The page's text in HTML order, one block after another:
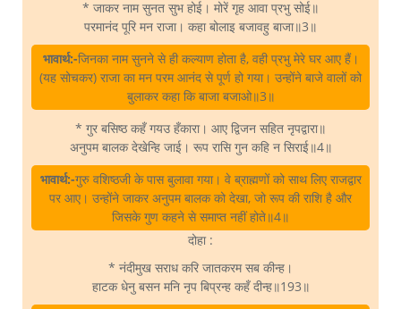
* जाकर नाम सुनत सुभ होई। मोरें गृह आवा प्रभु सोई॥
परमानंद पूरि मन राजा। कहा बोलाइ बजावहु बाजा॥3॥
भावार्थ:-जिनका नाम सुनने से ही कल्याण होता है, वही प्रभु मेरे घर आए हैं।
(यह सोचकर) राजा का मन परम आनंद से पूर्ण हो गया। उन्होंने बाजे वालों को
बुलाकर कहा कि बाजा बजाओ॥3॥
* गुर बसिष्ठ कहँ गयउ हँकारा। आए द्विजन सहित नृपद्वारा॥
अनुपम बालक देखेन्हि जाई। रूप रासि गुन कहि न सिराई॥4॥
भावार्थ:-गुरु वशिष्ठजी के पास बुलावा गया। वे ब्राह्मणों को साथ लिए राजद्वार
पर आए। उन्होंने जाकर अनुपम बालक को देखा, जो रूप की राशि है और
जिसके गुण कहने से समाप्त नहीं होते॥4॥
दोहा :
* नंदीमुख सराध करि जातकरम सब कीन्ह।
हाटक धेनु बसन मनि नृप बिप्रन्ह कहँ दीन्ह॥193॥